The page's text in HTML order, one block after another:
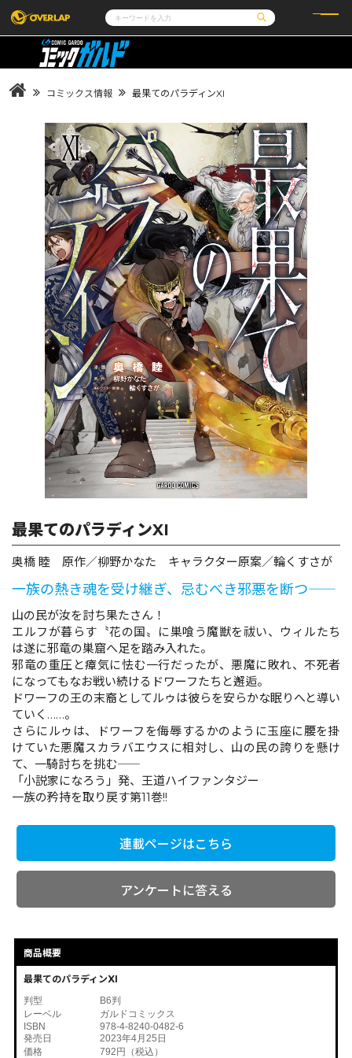
コミック
LiQulle
ライトノベル
ノベルス
ノベルスf
ポケットモンスター
アニメ
ゲーム
オーバーラップ広報室
企業
会社概要
採用情報
アクセス
オーバーラップホールディングス
お問い合わせはこちら
オーバーラップ文庫
オーバーラップノベルス
オーバーラップノベルスf
ロサージュノベルス
コミックガルド
コミッククリエ
コミックパルフェ
コミックエッセイ
閉じる
コミックス情報 最果てのパラディンXI
最果てのパラディンXI
奥橋 睦 原作／柳野かなた キャラクター原案／輪くすさが
一族の熱き魂を受け継ぎ、忌むべき邪悪を断つ――
山の民が汝を討ち果たさん！
エルフが暮らす〝花の国〟に巣喰う魔獣を祓い、ウィルたち
は遂に邪竜の巣窟へ足を踏み入れた。
邪竜の重圧と瘴気に怯む一行だったが、悪魔に敗れ、不死者
になってもなお戦い続けるドワーフたちと邂逅。
ドワーフの王の末裔としてルゥは彼らを安らかな眠りへと導い
ていく……。
さらにルゥは、ドワーフを侮辱するかのように玉座に腰を掛
けていた悪魔スカラバエウスに相対し、山の民の誇りを懸け
て、一騎討ちを挑む――
「小説家になろう」発、王道ハイファンタジー
一族の矜持を取り戻す第11巻!!
連載ページはこちら
アンケートに答える
商品概要
最果てのパラディンXI
判型
B6判
レーベル
ガルドコミックス
ISBN
978-4-8240-0482-6
発売日
2023年4月25日
価格
792円（税込）